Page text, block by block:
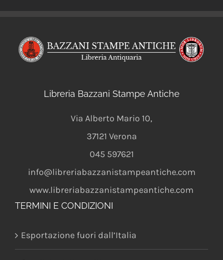
Libreria Bazzani Stampe Antiche
Via Alberto Mario 10,
37121 Verona
045 597621
info@libreriabazzanistampeantiche.com
www.libreriabazzanistampeantiche.com
TERMINI E CONDIZIONI
Esportazione fuori dall’Italia